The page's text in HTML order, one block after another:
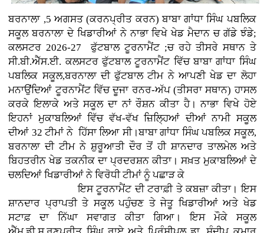
ਬਰਨਾਲਾ ,5 ਅਗਸਤ (ਕਰਨਪ੍ਰੀਤ ਕਰਨ) ਬਾਬਾ ਗਾਂਧਾ ਸਿੰਘ ਪਬਲਿਕ
ਸਕੂਲ ਬਰਨਾਲਾ ਦੇ ਖਿਡਾਰੀਆਂ ਨੇ ਨਾਭਾ ਵਿਖੇ ਖੇਡ ਮੈਦਾਨ ਚ ਗੱਡੇ ਝੰਡੇ;
ਕਲਸਟਰ 2026-27 ਫੁੱਟਬਾਲ ਟੂਰਨਾਮੈਂਟ ;ਚ ਰਹੇ ਤੀਸਰੇ ਸਥਾਨ ਤੇ
ਸੀ.ਬੀ.ਐੱਸ.ਈ. ਕਲਸਟਰ ਫੁੱਟਬਾਲ ਟੂਰਨਾਮੈਂਟ ਵਿੱਚ ਬਾਬਾ ਗਾਂਧਾ ਸਿੰਘ
ਪਬਲਿਕ ਸਕੂਲ,ਬਰਨਾਲਾ ਦੀ ਫੁੱਟਬਾਲ ਟੀਮ ਨੇ ਆਪਣੀ ਖੇਡ ਦਾ ਲੋਹਾ
ਮਨਾਉਂਦਿਆਂ ਟੂਰਨਾਮੈਂਟ ਵਿੱਚ ਦੂਜਾ ਰਨਰ-ਅੱਪ (ਤੀਸਰਾ ਸਥਾਨ) ਹਾਸਲ
ਕਰਕੇ ਇਲਾਕੇ ਅਤੇ ਸਕੂਲ ਦਾ ਨਾਂ ਰੌਸ਼ਨ ਕੀਤਾ ਹੈ। ਨਾਭਾ ਵਿਖੇ ਹੋਏ
ਇਹਨਾਂ ਮੁਕਾਬਲਿਆਂ ਵਿੱਚ ਵੱਖ-ਵੱਖ ਜ਼ਿਲ੍ਹਿਆਂ ਦੀਆਂ ਨਾਮੀ ਸਕੂਲ
ਦੀਆਂ 32 ਟੀਮਾਂ ਨੇ ਹਿੱਸਾ ਲਿਆ ਸੀ।ਬਾਬਾ ਗਾਂਧਾ ਸਿੰਘ ਪਬਲਿਕ ਸਕੂਲ,
ਬਰਨਾਲਾ ਦੀ ਟੀਮ ਨੇ ਸ਼ੁਰੂਆਤੀ ਦੌਰ ਤੋਂ ਹੀ ਸ਼ਾਨਦਾਰ ਤਾਲਮੇਲ ਅਤੇ
ਬਿਹਤਰੀਨ ਖੇਡ ਤਕਨੀਕ ਦਾ ਪ੍ਰਦਰਸ਼ਨ ਕੀਤਾ। ਸਖ਼ਤ ਮੁਕਾਬਲਿਆਂ ਦੇ
ਚਲਦਿਆਂ ਖਿਡਾਰੀਆਂ ਨੇ ਵਿਰੋਧੀ ਟੀਮਾਂ ਨੂੰ ਪਛਾੜ ਕੇ
ਇਸ ਟੂਰਨਾਮੈਂਟ ਦੀ ਟਰਾਫ਼ੀ ਤੇ ਕਬਜ਼ਾ ਕੀਤਾ। ਇਸ
ਸ਼ਾਨਦਾਰ ਪ੍ਰਾਪਤੀ ਤੇ ਸਕੂਲ ਪਹੁੰਚਣ ਤੇ ਜੇਤੂ ਖਿਡਾਰੀਆਂ ਅਤੇ ਖੇਡ
ਸਟਾਫ਼ ਦਾ ਨਿੱਘਾ ਸਵਾਗਤ ਕੀਤਾ ਗਿਆ। ਇਸ ਮੌਕੇ ਸਕੂਲ